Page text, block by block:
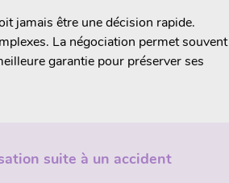
jamais être une décision rapide.
La négociation permet souvent
garantie pour préserver ses
suite à un accident